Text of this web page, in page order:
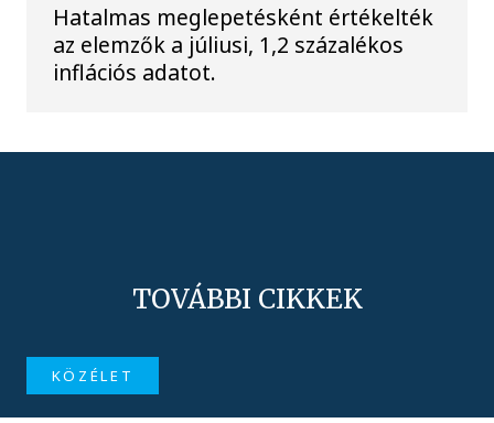
Hatalmas meglepetésként értékelték
az elemzők a júliusi, 1,2 százalékos
inflációs adatot.
TOVÁBBI CIKKEK
KÖZÉLET